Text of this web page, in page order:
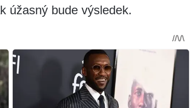
úžasný bude výsledek.